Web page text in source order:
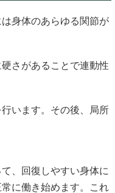
身体のあらゆる関節が
さがあることで連動性
います。その後、局所
、回復しやすい身体に
に働き始めます。これ